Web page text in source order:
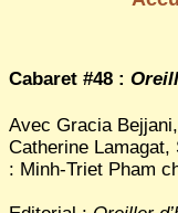
Cabaret #48 :
Avec Gracia
Catherine Lamagat,
: Minh-Triet Pham